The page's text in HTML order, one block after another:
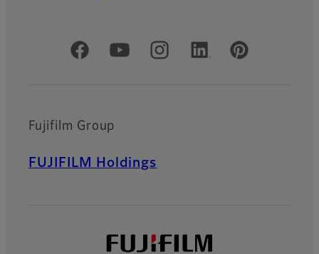
Offizielle soziale Medien
Fujifilm Group
FUJIFILM Holdings